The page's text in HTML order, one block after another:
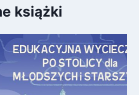
książki